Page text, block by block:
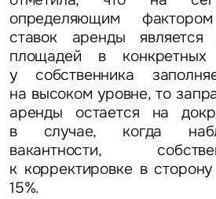
определяющим
ставок аренды является
площадей в конкретных
у собственника
на высоком уровне, то
аренды остается на
в случае, когда
вакантности,
к корректировке в
15%.